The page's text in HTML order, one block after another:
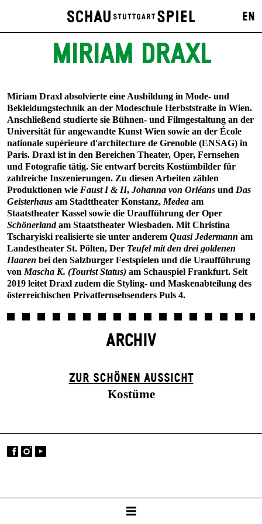
EN
MIRIAM DRAXL
Miriam Draxl absolvierte eine Ausbildung in Mode- und
Bekleidungstechnik an der Modeschule Herbststraße in Wien.
Anschließend studierte sie Bühnen- und Filmgestaltung an der
Universität für angewandte Kunst Wien sowie an der École
nationale supérieure d'architecture de Grenoble (ENSAG) in
Paris. Draxl ist in den Bereichen Theater, Oper, Fernsehen
und Fotografie tätig. Sie entwarf bereits Kostümbilder für
zahlreiche Inszenierungen. Zu diesen Arbeiten zählen
Produktionen wie Faust I & II, Johanna von Orléans und Das
Geisterhaus am Stadttheater Konstanz, Medea am
Staatstheater Kassel sowie die Uraufführung der Oper
Schönerlandam Staatstheater Wiesbaden. Mit Christina
Tscharyiski realisierte sie unter anderem Quasi Jedermann am
Landestheater St. Pölten, Der Teufel mit den drei goldenen
Haaren bei den Salzburger Festspielen und die Uraufführung
von Mascha K. (Tourist Status) am Schauspiel Frankfurt. Seit
2019 leitet Draxl zudem die Styling- und Maskenabteilung des
österreichischen Privatfernsehsenders Puls 4.
ARCHIV
ZUR SCHÖNEN AUSSICHT
Kostüme